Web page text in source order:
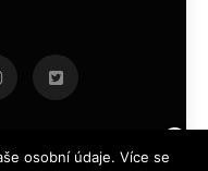
BlazeThemes .
osobní údaje. Více se